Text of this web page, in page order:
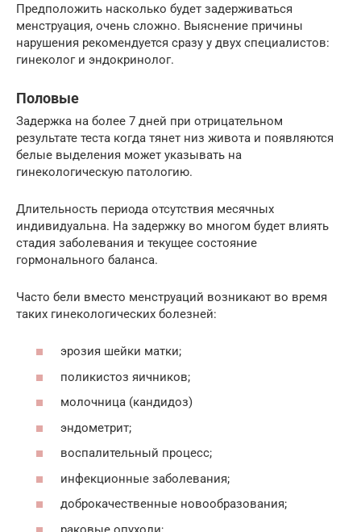
Предположить насколько будет задерживаться
менструация, очень сложно. Выяснение причины
нарушения рекомендуется сразу у двух специалистов:
гинеколог и эндокринолог.
Половые
Задержка на более 7 дней при отрицательном
результате теста когда тянет низ живота и появляются
белые выделения может указывать на
гинекологическую патологию.
Длительность периода отсутствия месячных
индивидуальна. На задержку во многом будет влиять
стадия заболевания и текущее состояние
гормонального баланса.
Часто бели вместо менструаций возникают во время
таких гинекологических болезней:
эрозия шейки матки;
поликистоз яичников;
молочница (кандидоз)
эндометрит;
воспалительный процесс;
инфекционные заболевания;
доброкачественные новообразования;